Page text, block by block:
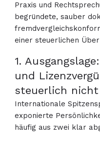
Praxis und
begründete, sauber
einer steuerlichen
1.
und
steuerlich nicht
Internationale
exponierte
häufig aus zwei klar